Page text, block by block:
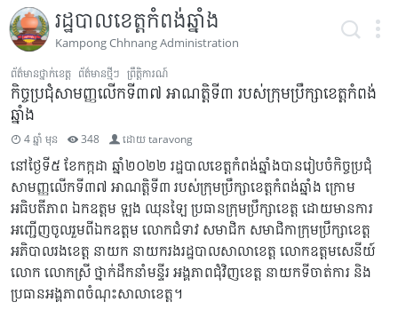
រដ្ឋបាលខេត្តកំពង់ឆ្នាំង
Kampong Chhnang Administration
ព័ត៌មានថ្នាក់ខេត្ត ព័ត៌មានថ្មីៗ ព្រឹត្តិការណ៍
កិច្ចប្រជុំសាមញ្ញលើកទី៣៧ អាណត្តិទី៣ របស់ក្រុមប្រឹក្សាខេត្តកំពង់
ឆ្នាំង
4 ឆ្នាំ មុន 348 ដោយtaravong
នៅថ្ងៃទី៥ ខែកក្កដា ឆ្នាំ២០២២ រដ្ឋបាលខេត្តកំពង់ឆ្នាំងបានរៀបចំកិច្ចប្រជុំ
សាមញ្ញលើកទី៣៧ អាណត្តិទី៣ របស់ក្រុមប្រឹក្សាខេត្តកំពង់ឆ្នាំង ក្រោម
អធិបតីភាព ឯកឧត្តម ឡុង ឈុនឡៃ ប្រធានក្រុមប្រឹក្សាខេត្ត ដោយមានការ
អញ្ជើញចូលរួមពីឯកឧត្តម លោកជំទាវ សមាជិក សមាជិកាក្រុមប្រឹក្សាខេត្ត
អភិបាលរងខេត្ត នាយក នាយករងរដ្ឋបាលសាលាខេត្ត លោកឧត្ដមសេនីយ៍
លោក លោកស្រី ថ្នាក់ដឹកនាំមន្ទីរ អង្គភាពជុំវិញខេត្ត នាយកទីចាត់ការ និង
ប្រធានអង្គភាពចំណុះសាលាខេត្ត។